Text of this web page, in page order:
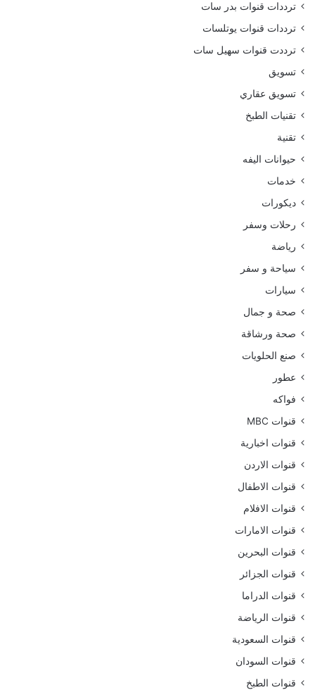
ترددات قنوات بدر سات
ترددات قنوات يوتلسات
ترددت قنوات سهيل سات
تسويق
تسويق عقاري
تقنيات الطبخ
تقنية
حيوانات اليفه
خدمات
ديكورات
رحلات وسفر
رياضة
سياحة و سفر
سيارات
صحة و جمال
صحة ورشاقة
صنع الحلويات
عطور
فواكه
قنوات MBC
قنوات اخبارية
قنوات الاردن
قنوات الاطفال
قنوات الافلام
قنوات الامارات
قنوات البحرين
قنوات الجزائر
قنوات الدراما
قنوات الرياضة
قنوات السعودية
قنوات السودان
قنوات الطبخ